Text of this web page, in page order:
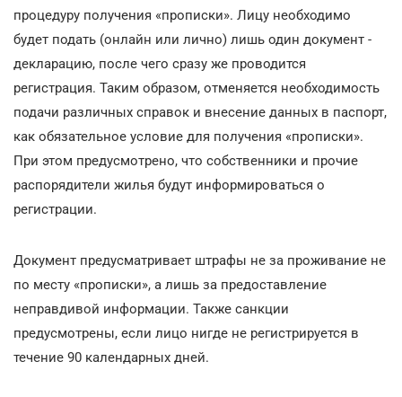
процедуру получения «прописки». Лицу необходимо
будет подать (онлайн или лично) лишь один документ -
декларацию, после чего сразу же проводится
регистрация. Таким образом, отменяется необходимость
подачи различных справок и внесение данных в паспорт,
как обязательное условие для получения «прописки».
При этом предусмотрено, что собственники и прочие
распорядители жилья будут информироваться о
регистрации.
Документ предусматривает штрафы не за проживание не
по месту «прописки», а лишь за предоставление
неправдивой информации. Также санкции
предусмотрены, если лицо нигде не регистрируется в
течение 90 календарных дней.